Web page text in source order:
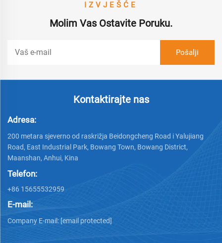
IZVJEŠĆE
Molim Vas Ostavite Poruku.
Kontaktirajte nas
Adresa:
200 metara sjeverno od raskrižja Beidongcheng Road i Yalujiang
Road, East Industrial Park, Bowang Town, Bowang District,
Maanshan, Anhui, Kina
Telefon:
+86 15655532959
E-mail:
Company E-mail: [email protected]